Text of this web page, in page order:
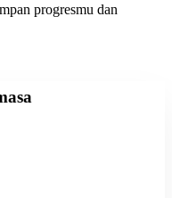
progresmu dan